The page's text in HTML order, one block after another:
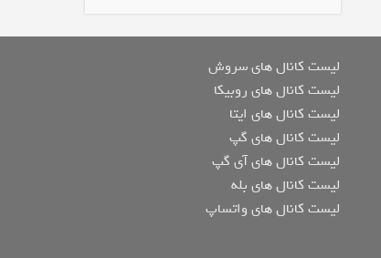
لیست کانال های سروش
لیست کانال های روبیکا
لیست کانال های ایتا
لیست کانال های گپ
لیست کانال های آی گپ
لیست کانال های بله
لیست کانال های واتساپ